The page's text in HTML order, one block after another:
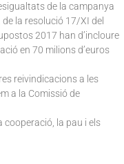
de la campanya
la resolució 17/XI del
2017 han d’incloure
en 70 milions d’euros
reivindicacions a les
a la Comissió de
cooperació, la pau i els